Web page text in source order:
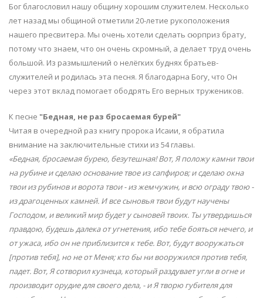
Бог благословил нашу общину хорошим служителем. Несколько
лет назад мы общиной отметили 20-летие рукоположения
нашего пресвитера. Мы очень хотели сделать сюрприз брату,
потому что знаем, что он очень скромный, а делает труд очень
большой. Из размышлений о нелёгких буднях братьев-
служителей и родилась эта песня. Я благодарна Богу, что Он
через этот вклад помогает ободрять Его верных тружеников.
К песне "Бедная, не раз бросаемая бурей"
Читая в очередной раз книгу пророка Исаии, я обратила
внимание на заключительные стихи из 54 главы.
«Бедная, бросаемая бурею, безутешная! Вот, Я положу камни твои
на рубине и сделаю основание твое из сапфиров; и сделаю окна
твои из рубинов и ворота твои - из жемчужин, и всю ограду твою -
из драгоценных камней. И все сыновья твои будут научены
Господом, и великий мир будет у сыновей твоих. Ты утвердишься
правдою, будешь далека от угнетения, ибо тебе бояться нечего, и
от ужаса, ибо он не приблизится к тебе. Вот, будут вооружаться
[против тебя], но не от Меня; кто бы ни вооружился против тебя,
падет. Вот, Я сотворил кузнеца, который раздувает угли в огне и
производит орудие для своего дела, - и Я творю губителя для